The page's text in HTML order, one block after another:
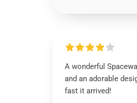
A wonderful
and an adorable
fast it arrived!